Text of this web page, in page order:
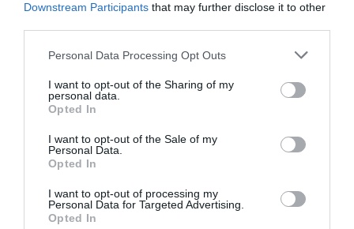
Downstream Participants that may further disclose it to other
Personal Data Processing Opt Outs
I want to opt-out of the Sharing of my
personal data.
Opted In
I want to opt-out of the Sale of my
Personal Data.
Opted In
I want to opt-out of processing my
Personal Data for Targeted Advertising.
Opted In
Γίνε Συνδρομητής
Βρες το RUNNER!